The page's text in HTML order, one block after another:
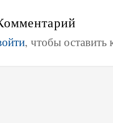
, чтобы оставить